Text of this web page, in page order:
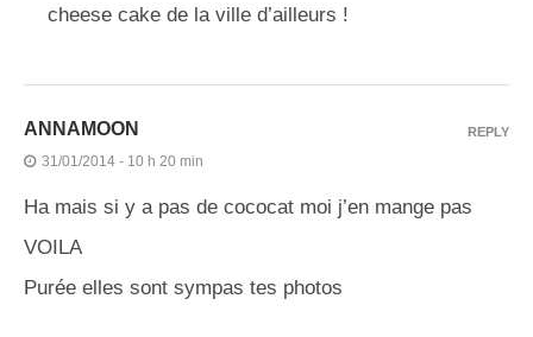
cheese cake de la ville d’ailleurs !
ANNAMOON
31/01/2014 - 10 h 20 min
Ha mais si y a pas de cococat moi j’en mange pas
VOILA
Purée elles sont sympas tes photos
REPLY